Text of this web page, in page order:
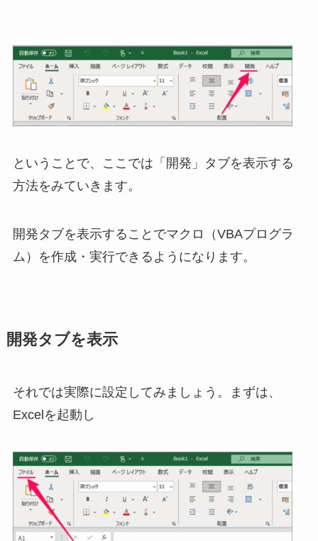
ということで、ここでは「開発」タブを表示する
方法をみていきます。
開発タブを表示することでマクロ（VBAプログラ
ム）を作成・実行できるようになります。
開発タブを表示
それでは実際に設定してみましょう。まずは、
Excelを起動し